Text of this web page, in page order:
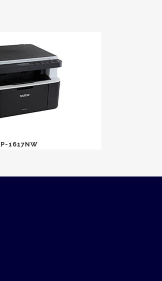
1617NW